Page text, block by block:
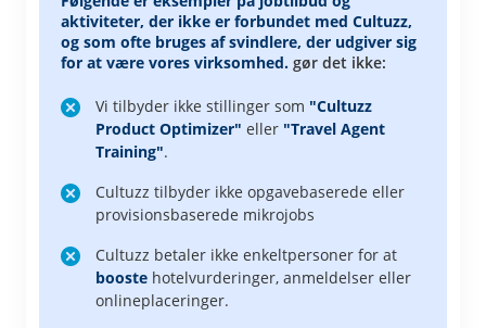
aktiviteter, der ikke er forbundet med Cultuzz,
og som ofte bruges af svindlere, der udgiver sig
for at være vores virksomhed. gør det ikke:
Vi tilbyder ikke stillinger som "Cultuzz
Product Optimizer" eller "Travel Agent
Training".
Cultuzz tilbyder ikke opgavebaserede eller
provisionsbaserede mikrojobs
Cultuzz betaler ikke enkeltpersoner for at
booste hotelvurderinger, anmeldelser eller
onlineplaceringer.